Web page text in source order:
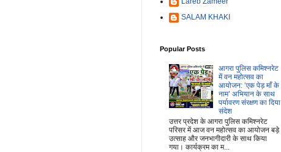
SALAM KHAKI
Popular Posts
आगरा पुलिस कमिश्नरेट
में वन महोत्सव का
आयोजन: ‘एक पेड़ माँ के
नाम’ अभियान के साथ
पर्यावरण संरक्षण का दिया
संदेश
उत्तर प्रदेश के आगरा पुलिस कमिश्नरेट
परिसर में आज वन महोत्सव का आयोजन बड़े
उत्साह और जनभागीदारी के साथ किया
गया। कार्यक्रम का म...